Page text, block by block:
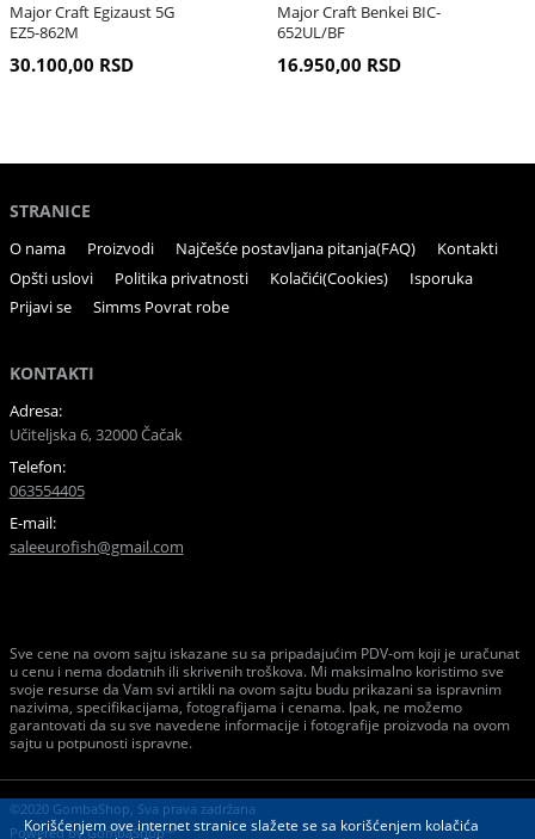
Major Craft Egizaust 5G
EZ5-862M
30.100,00 RSD
Major Craft Benkei BIC-
652UL/BF
16.950,00 RSD
STRANICE
O nama Proizvodi Najčešće postavljana pitanja(FAQ)
Kontakti
Opšti uslovi
Politika privatnosti Kolačići(Cookies)
Isporuka
Prijavi se
Simms Povrat robe
KONTAKTI
Adresa:
Učiteljska 6, 32000 Čačak
Telefon:
063554405
E-mail:
saleeurofish@gmail.com
Sve cene na ovom sajtu iskazane su sa pripadajućim PDV-om koji je uračunat
u cenu i nema dodatnih ili skrivenih troškova. Mi maksimalno koristimo sve
svoje resurse da Vam svi artikli na ovom sajtu budu prikazani sa ispravnim
nazivima, specifikacijama, fotografijama i cenama. Ipak, ne možemo
garantovati da su sve navedene informacije i fotografije proizvoda na ovom
sajtu u potpunosti ispravne.
©2020 GombaShop, Sva prava zadržana
Powered byGombaShop™
Korišćenjem ove internet stranice slažete se sa korišćenjem kolačića